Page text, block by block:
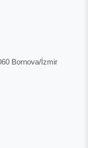
Bornova/İzmir